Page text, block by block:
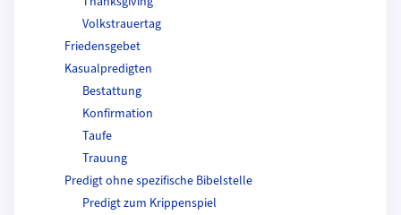
Volkstrauertag
Friedensgebet
Kasualpredigten
Bestattung
Konfirmation
Taufe
Trauung
Predigt ohne spezifische Bibelstelle
Predigt zum Krippenspiel